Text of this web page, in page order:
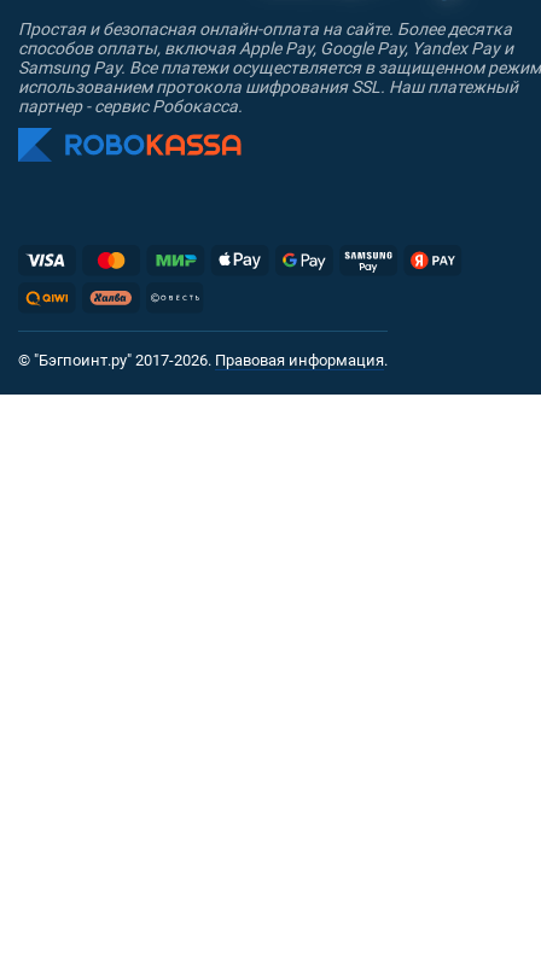
Простая и безопасная онлайн-оплата на сайте. Более десятка
способов оплаты, включая Apple Pay, Google Pay, Yandex Pay и
Samsung Pay. Все платежи осуществляется в защищенном
использованием протокола шифрования SSL. Наш платежный
партнер - сервис Робокасса.
© "Бэгпоинт.ру" 2017-2026. Правовая информация.